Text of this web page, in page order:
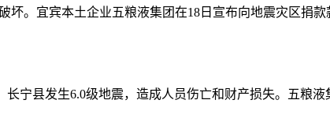
。宜宾本土企业五粮液集团在18日宣布向地震灾区捐
宁县发生6.0级地震，造成人员伤亡和财产损失。五粮液